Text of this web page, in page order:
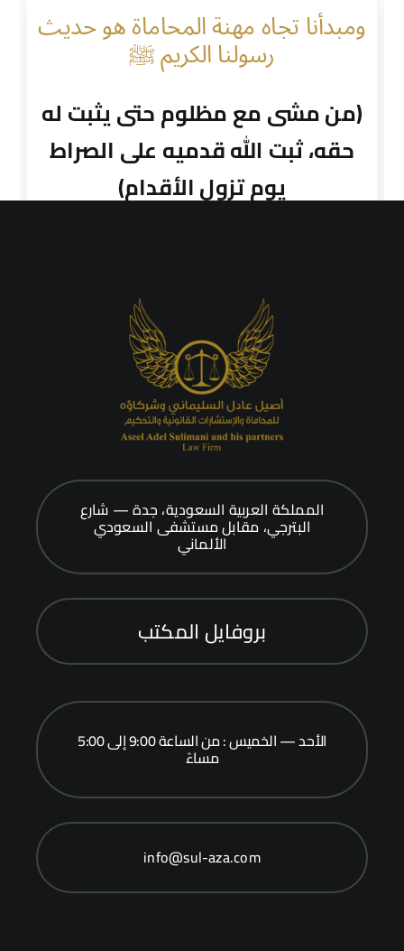
ومبدأنا تجاه مهنة المحاماة هو حديث
رسولنا الكريم ﷺ
(من مشى مع مظلوم حتى يثبت له
حقه، ثبت الله قدميه على الصراط
يوم تزول الأقدام)
المملكة العربية السعودية، جدة — شارع
البترجي، مقابل مستشفى السعودي
الألماني
بروفايل المكتب
الأحد — الخميس : من الساعة 9:00 إلى 5:00
مساءً
info@sul-aza.com